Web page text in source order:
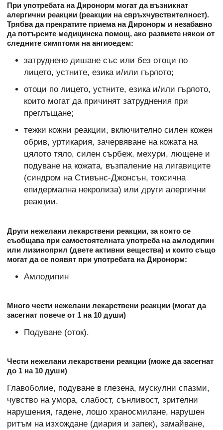
При употребата на Диронорм могат да възникнат
алергични реакции (реакции на свръхчувствителност).
Трябва да прекратите приема на Диронорм и незабавно
да потърсите медицинска помощ, ако развиете някои от
следните симптоми на ангиоедем:
затруднено дишане със или без отоци по
лицето, устните, езика и/или гърлото;
отоци по лицето, устните, езика и/или гърлото,
които могат да причинят затруднения при
преглъщане;
тежки кожни реакции, включително силен кожен
обрив, уртикария, зачервяване на кожата на
цялото тяло, силен сърбеж, мехури, лющене и
подуване на кожата, възпаление на лигавиците
(синдром на Стивънс-Джонсън, токсична
епидермална некролиза) или други алергични
реакции.
Други нежелани лекарствени реакции, за които се
съобщава при самостоятелната употреба на амлодипин
или лизиноприл (двете активни вещества) и които също
могат да се появят при употребата на Диронорм:
Амлодипин
Много чести нежелани лекарствени реакции (могат да
засегнат повече от 1 на 10 души)
Подуване (оток).
Чести нежелани лекарствени реакции (може да засегнат
до 1 на 10 души)
Главоболие, подуване в глезена, мускулни спазми,
чувство на умора, слабост, сънливост, зрителни
нарушения, гадене, лошо храносмилане, нарушен
ритъм на изхождане (диария и запек), замайване,